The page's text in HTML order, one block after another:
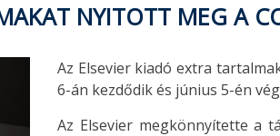
NYITOTT MEG A
Az Elsevier kiadó extra
6-án kezdődik és június 5-én
Az Elsevier megkönnyítette a